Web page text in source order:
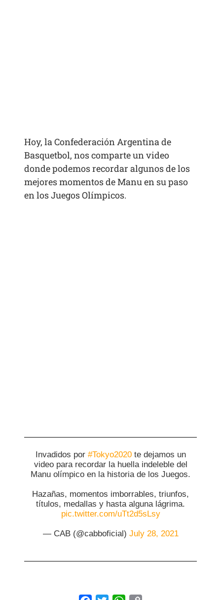
Hoy, la Confederación Argentina de
Basquetbol, nos comparte un video
donde podemos recordar algunos de los
mejores momentos de Manu en su paso
en los Juegos Olímpicos.
Invadidos por #Tokyo2020te dejamos un
video para recordar la huella indeleble del
Manu olímpico en la historia de los Juegos.
Hazañas, momentos imborrables, triunfos,
títulos, medallas y hasta alguna lágrima.
pic.twitter.com/uTt2d5sLsy
— CAB (@cabboficial) July 28, 2021